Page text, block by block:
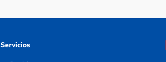
Servicios